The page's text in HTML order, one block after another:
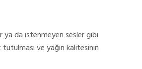
ya da istenmeyen sesler gibi
ve yağın kalitesinin